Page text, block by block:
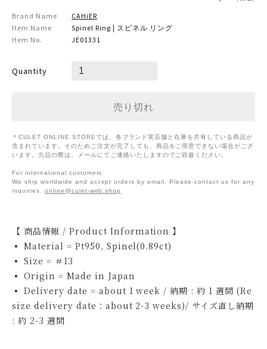
Brand Name
CAHiER
Item Name
Spinel Ring | スピネル リング
Item No.
JE01331
Quantity
＊CULET ONLINE STOREでは、各ブランド実店舗と在庫を共有している商品が
含まれています。そのためご注文が完了しても、商品をご用意できない場合がござ
います。欠品の際は、メールにてご連絡いたしますのでご容赦ください。
For international customers
We ship worldwide and accept orders by email. Please contact us for any
inquiries. online@culet-web.shop
【 商品情報 / Product Information 】
▪ Material = Pt950, Spinel(0.89ct)
▪ Size = ＃13
▪ Origin = Made in Japan
▪ Delivery date = about 1 week / 納期 : 約 1 週間 (Re
size delivery date：about 2-3 weeks)/ サイズ直し納期
: 約 2-3 週間